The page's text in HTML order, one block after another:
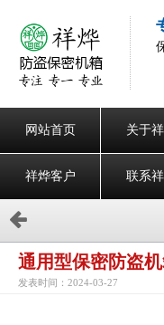
网站首页 关于
祥烨客户 联系
通用型保密防盗
发表时间：2024-03-27